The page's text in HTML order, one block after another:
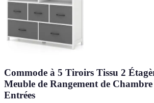
Commode à 5 Tiroirs Tissu 2
Meuble de Rangement de
Entrées